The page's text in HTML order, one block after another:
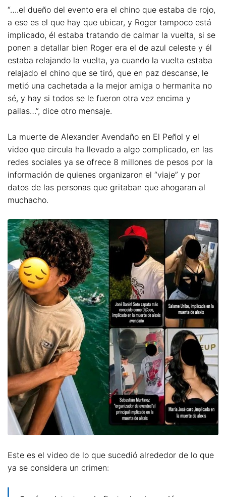
“….el dueño del evento era el chino que estaba de rojo,
a ese es el que hay que ubicar, y Roger tampoco está
implicado, él estaba tratando de calmar la vuelta, si se
ponen a detallar bien Roger era el de azul celeste y él
estaba relajando la vuelta, ya cuando la vuelta estaba
relajado el chino que se tiró, que en paz descanse, le
metió una cachetada a la mejor amiga o hermanita no
sé, y hay si todos se le fueron otra vez encima y
pailas…”, dice otro mensaje.
La muerte de Alexander Avendaño en El Peñol y el
video que circula ha llevado a algo complicado, en las
redes sociales ya se ofrece 8 millones de pesos por la
información de quienes organizaron el “viaje” y por
datos de las personas que gritaban que ahogaran al
muchacho.
Este es el video de lo que sucedió alrededor de lo que
ya se considera un crimen: